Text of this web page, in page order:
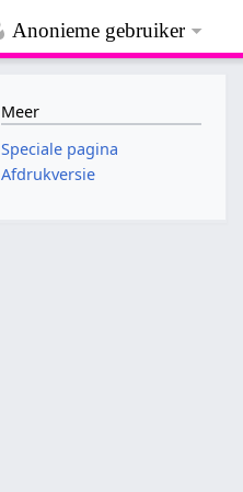
Anonieme gebruiker
Meer
Speciale pagina
Afdrukversie